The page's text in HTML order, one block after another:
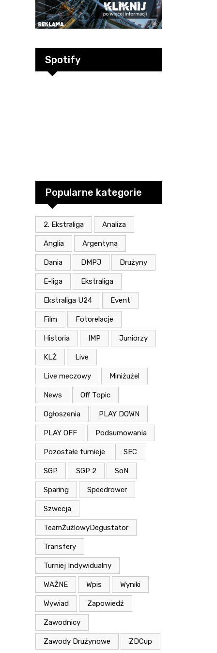
Spotify
Popularne kategorie
2. Ekstraliga Analiza
Anglia Argentyna
Dania DMPJ Drużyny
E-liga Ekstraliga
Ekstraliga U24 Event
Film Fotorelacje
Historia IMP Juniorzy
KLŻ Live
Live meczowy Miniżużel
News Off Topic
Ogłoszenia PLAY DOWN
PLAY OFF Podsumowania
Pozostałe turnieje SEC
SGP SGP 2 SoN
Sparing Speedrower
Szwecja
TeamŻużlowyDegustator
Transfery
Turniej Indywidualny
WAŻNE Wpis Wyniki
Wywiad Zapowiedź
Zawodnicy
Zawody Drużynowe ZDCup